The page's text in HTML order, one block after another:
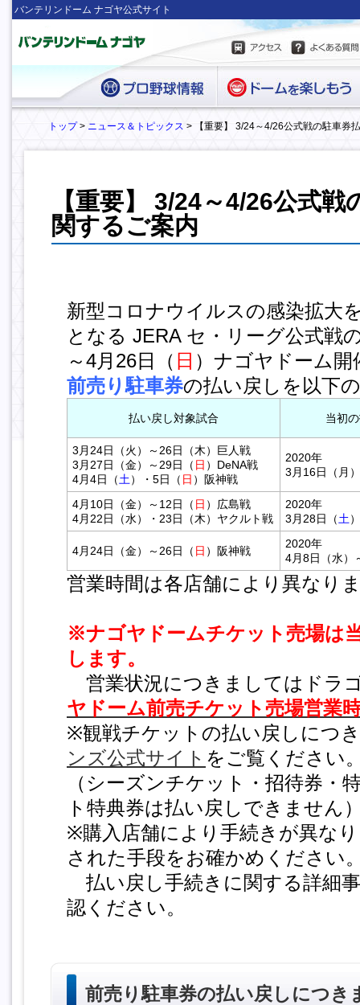
バンテリンドーム ナゴヤ公式サイト
トップ> ニュース＆トピックス > 【重要】 3/24～4/26公式戦の駐車券
【重要】 3/24～4/26公式
関するご案内
新型コロナウイルスの感染拡大
となる JERA セ・リーグ公式戦
～4月26日（ 日 ） ナゴヤドーム開
前売り駐車券の払い戻しを以下
払い戻し対象試合 当初
3月24日（火）～26日（木）巨人戦
3月27日（金）～29日（ 日 ） DeNA戦
4月4日（土）・ 5日（ 日 ） 阪神戦
2020年
3月16日（月
4月10日（金）～12日（ 日 ） 広島戦
4月22日（水）・23日（木）ヤクルト戦
2020年
3月28日（土）
4月24日（金）～26日（ 日 ） 阪神戦
2020年
4月8日（水）
営業時間は各店舗により異なり
※ナゴヤドームチケット売場は
します。
営業状況につきましてはドラ
ヤドーム前売チケット売場営業
※観戦チケットの払い戻しにつ
ンズ公式サイト をご覧ください
（シーズンチケット・招待券・
ト特典券は払い戻しできません
※購入店舗により手続きが異な
された手段をお確かめください
払い戻し手続きに関する詳細
認ください。
前売り駐車券の払い戻しにつき